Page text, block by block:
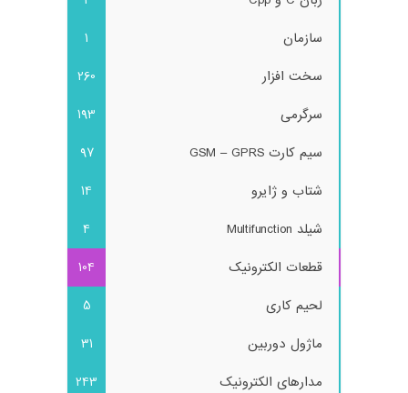
سازمان
1
سخت افزار
260
سرگرمی
193
سیم کارت GSM – GPRS
97
شتاب و ژایرو
14
شیلد Multifunction
4
قطعات الکترونیک
104
لحیم کاری
5
ماژول دوربین
31
مدارهای الکترونیک
243